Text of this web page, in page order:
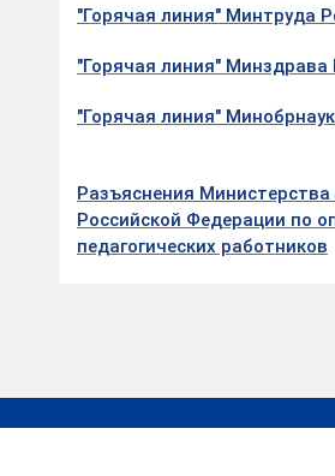
"Горячая линия" Минтруда
"Горячая линия" Минздрава
"Горячая линия"
Разъяснения
Российской Федерации по
педагогических работников